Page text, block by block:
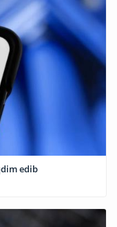
edib